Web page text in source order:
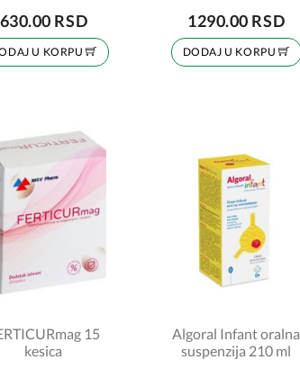
630.00 RSD
U KORPU
1290.00 RSD
DODAJ U KORPU
15
kesica
Algoral Infant oralna
suspenzija 210 ml